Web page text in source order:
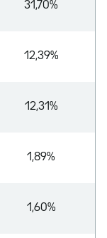
31,70%
12,39%
12,31%
1,89%
1,60%